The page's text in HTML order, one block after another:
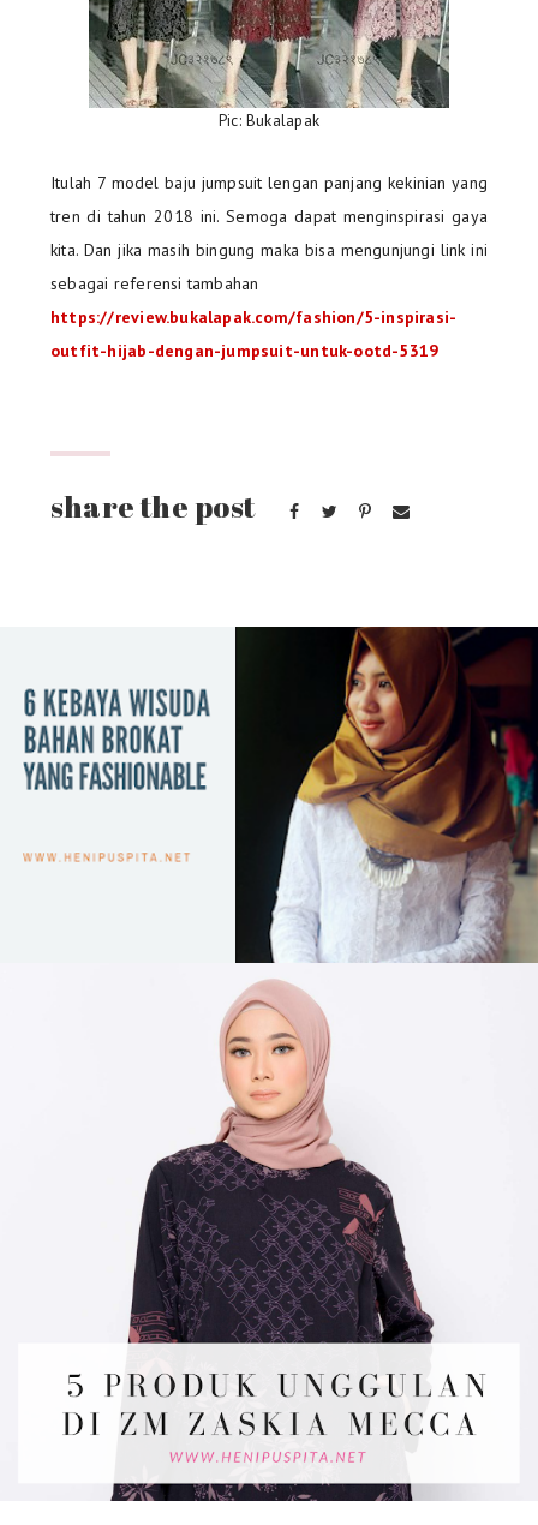
Pic: Bukalapak
Itulah 7 model baju jumpsuit lengan panjang kekinian yang
tren di tahun 2018 ini. Semoga dapat menginspirasi gaya
kita. Dan jika masih bingung maka bisa mengunjungi link ini
sebagai referensi tambahan
https://review.bukalapak.com/fashion/5-inspirasi-
outfit-hijab-dengan-jumpsuit-untuk-ootd-5319